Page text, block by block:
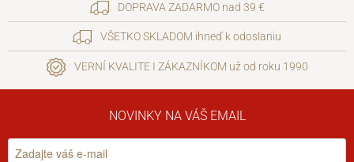
DOPRAVA ZADARMO nad 39 €
VŠETKO SKLADOM ihneď k odoslaniu
VERNÍ KVALITE I ZÁKAZNÍKOM už od roku 1990
NOVINKY NA VÁŠ EMAIL